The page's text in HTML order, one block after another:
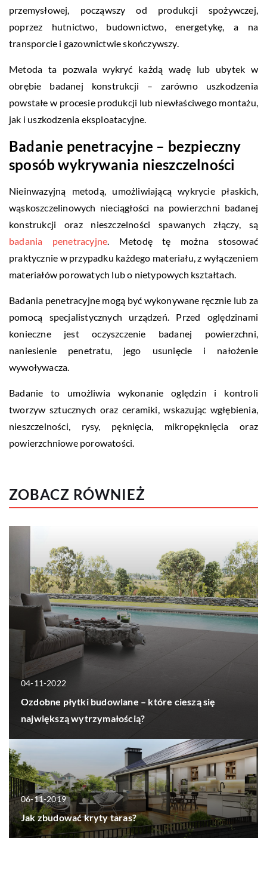
przemysłowej, począwszy od produkcji spożywczej,
poprzez hutnictwo, budownictwo, energetykę, a na
transporcie i gazownictwie skończywszy.
Metoda ta pozwala wykryć każdą wadę lub ubytek w
obrębie badanej konstrukcji – zarówno uszkodzenia
powstałe w procesie produkcji lub niewłaściwego montażu,
jak i uszkodzenia eksploatacyjne.
Badanie penetracyjne – bezpieczny
sposób wykrywania nieszczelności
Nieinwazyjną metodą, umożliwiającą wykrycie płaskich,
wąskoszczelinowych nieciągłości na powierzchni badanej
konstrukcji oraz nieszczelności spawanych złączy, są
badania penetracyjne. Metodę tę można stosować
praktycznie w przypadku każdego materiału, z wyłączeniem
materiałów porowatych lub o nietypowych kształtach.
Badania penetracyjne mogą być wykonywane ręcznie lub za
pomocą specjalistycznych urządzeń. Przed oględzinami
konieczne jest oczyszczenie badanej powierzchni,
naniesienie penetratu, jego usunięcie i nałożenie
wywoływacza.
Badanie to umożliwia wykonanie oględzin i kontroli
tworzyw sztucznych oraz ceramiki, wskazując wgłębienia,
nieszczelności, rysy, pęknięcia, mikropęknięcia oraz
powierzchniowe porowatości.
ZOBACZ RÓWNIEŻ
04-11-2022
Ozdobne płytki budowlane – które cieszą się
największą wytrzymałością?
06-11-2019
Jak zbudować kryty taras?